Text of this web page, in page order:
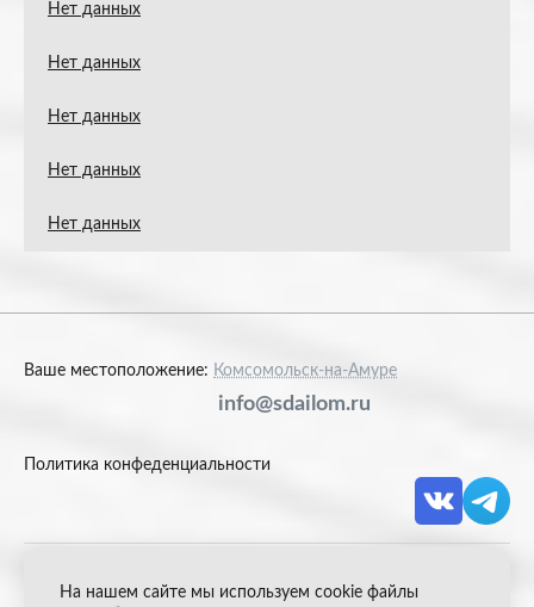
Нет данных
Нет данных
Нет данных
Нет данных
Нет данных
Ваше местоположение: Комсомольск-на-Амуре
info@sdailom.ru
Политика конфеденциальности
На нашем сайте мы используем cookie файлы